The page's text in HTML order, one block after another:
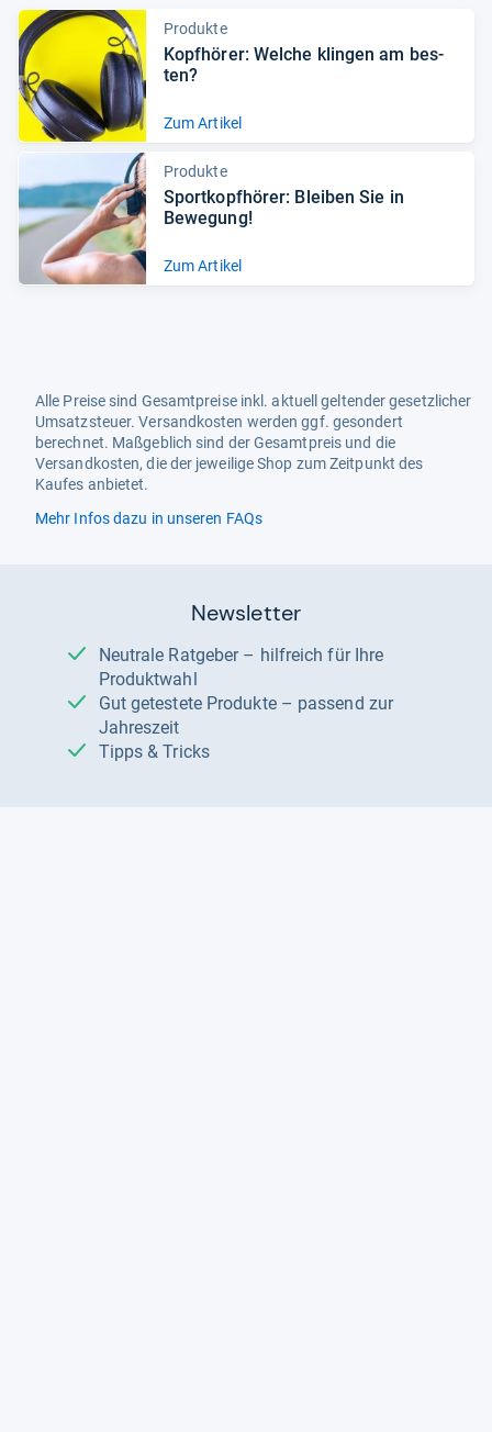
Produkte
Kopf­hö­rer: Wel­che klin­gen am bes­
ten?
Zum Artikel
Produkte
Sport­kopf­hö­rer: Blei­ben Sie in
Bewe­gung!
Zum Artikel
Alle Preise sind Gesamtpreise inkl. aktuell geltender gesetzlicher
Umsatzsteuer. Versandkosten werden ggf. gesondert
berechnet. Maßgeblich sind der Gesamtpreis und die
Versandkosten, die der jeweilige Shop zum Zeitpunkt des
Kaufes anbietet.
Mehr Infos dazu in unseren FAQs
Newsletter
Neutrale Ratgeber – hilfreich für Ihre
Produktwahl
Gut getestete Produkte – passend zur
Jahreszeit
Tipps & Tricks